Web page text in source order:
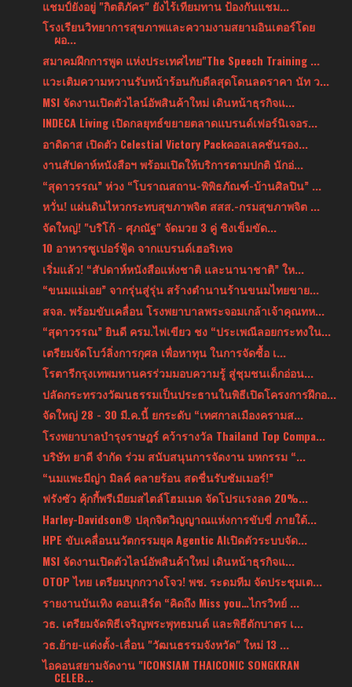
แชมป์ยังอยู่ "กิตติภัคร" ยังไร้เทียมทาน ป้องกันแชม...
โรงเรียนวิทยาการสุขภาพและความงามสยามอินเตอร์โดย
ผอ...
สมาคมฝึกการพูด แห่งประเทศไทย"The Speech Training ...
แวะเติมความหวานรับหน้าร้อนกับดีลสุดโดนลดราคา นัท ว...
MSI จัดงานเปิดตัวไลน์อัพสินค้าใหม่ เดินหน้าธุรกิจแ...
INDECA Living เปิดกลยุทธ์ขยายตลาดแบรนด์เฟอร์นิเจอร...
อาดิดาส เปิดตัว Celestial Victory Packคอลเลคชันรอง...
งานสัปดาห์หนังสือฯ พร้อมเปิดให้บริการตามปกติ นักอ่...
“สุดาวรรณ” ห่วง “โบราณสถาน-พิพิธภัณฑ์-บ้านศิลปิน” ...
หวั่น! แผ่นดินไหวกระทบสุขภาพจิต สสส.-กรมสุขภาพจิต ...
จัดใหญ่! "บริโก้ - ศุภณัฐ" จัดมวย 3 คู่ ชิงเข็มขัด...
10 อาหารซูเปอร์ฟู้ด จากแบรนด์เฮอริเทจ
เริ่มแล้ว! “สัปดาห์หนังสือแห่งชาติ และนานาชาติ” ให...
“ขนมแม่เอย” จากรุ่นสู่รุ่น สร้างตำนานร้านขนมไทยขาย...
สจล. พร้อมขับเคลื่อน โรงพยาบาลพระจอมเกล้าเจ้าคุณทห...
“สุดาวรรณ” ยินดี ครม.ไฟเขียว ชง “ประเพณีลอยกระทงใน...
เตรียมจัดโบว์ลิ่งการกุศล เพื่อหาทุน ในการจัดซื้อ เ...
โรตารีกรุงเทพมหานครร่วมมอบความรู้ สู่ชุมชนเด็กอ่อน...
ปลัดกระทรวงวัฒนธรรมเป็นประธานในพิธีเปิดโครงการฝึกอ...
จัดใหญ่ 28 - 30 มี.ค.นี้ ยกระดับ “เทศกาลเมืองครามส...
โรงพยาบาลบำรุงราษฎร์ คว้ารางวัล Thailand Top Compa...
บริษัท ยาดี จํากัด ร่วม สนับสนุนการจัดงาน มหกรรม “...
“นมแพะมีญ่า มิลค์ คลายร้อน สดชื่นรับซัมเมอร์!”
ฟรังซัว คุ้กกี้พรีเมียมสไตล์โฮมเมด จัดโปรแรงลด 20%...
Harley-Davidson® ปลุกจิตวิญญาณแห่งการขับขี่ ภายใต้...
HPE ขับเคลื่อนนวัตกรรมยุค Agentic AIเปิดตัวระบบจัด...
MSI จัดงานเปิดตัวไลน์อัพสินค้าใหม่ เดินหน้าธุรกิจแ...
OTOP ไทย เตรียมบุกกวางโจว! พช. ระดมทีม จัดประชุมเต...
รายงานบันเทิง คอนเสิร์ต “คิดถึง Miss you…ไกรวิทย์ ...
วธ. เตรียมจัดพิธีเจริญพระพุทธมนต์ และพิธีตักบาตร เ...
วธ.ย้าย-แต่งตั้ง-เลื่อน "วัฒนธรรมจังหวัด" ใหม่ 13 ...
ไอคอนสยามจัดงาน "ICONSIAM THAICONIC SONGKRAN
CELEB...